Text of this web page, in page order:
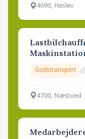
4690, Haslev
Godstransport
4700, Næstved